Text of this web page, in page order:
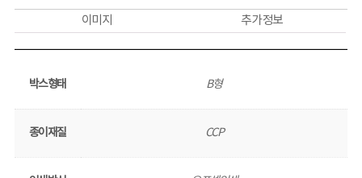
이미지 추가 정보
박스형태 B형
종이재질 CCP